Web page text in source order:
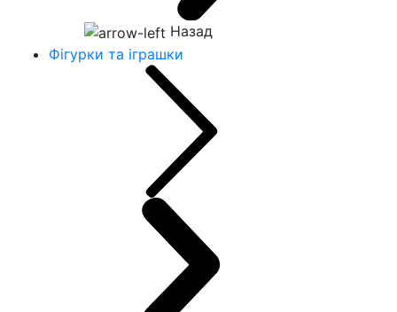
Назад
Фігурки та іграшки